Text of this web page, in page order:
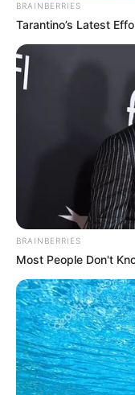
fejlődéshez,
Varga Judit volt
este megjelent
szörnyűségeket
a Magyar
válásuk óta mind
BRAINBERRIES
Tarantino’s Latest
BRAINBERRIES
Most People Don't